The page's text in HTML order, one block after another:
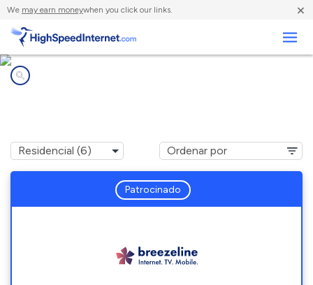
We may earn moneywhen you click our links. ×
Patrocinado